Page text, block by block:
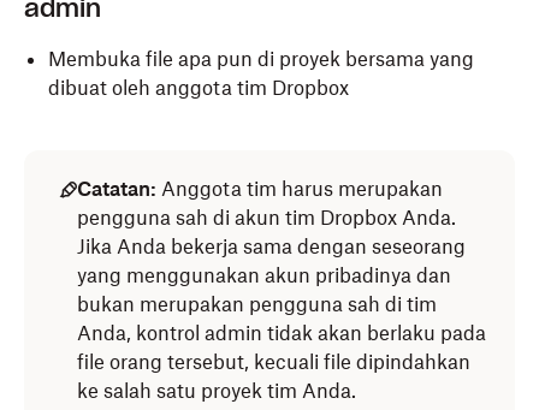
admin
Membuka file apa pun di proyek bersama yang
dibuat oleh anggota tim Dropbox
Catatan: Anggota tim harus merupakan
pengguna sah di akun tim Dropbox Anda.
Jika Anda bekerja sama dengan seseorang
yang menggunakan akun pribadinya dan
bukan merupakan pengguna sah di tim
Anda, kontrol admin tidak akan berlaku pada
file orang tersebut, kecuali file dipindahkan
ke salah satu proyek tim Anda.